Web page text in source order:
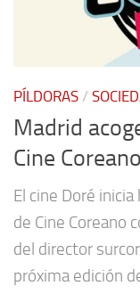
PÍLDORAS /
Madrid
Cine Coreano
El cine Doré
de Cine Coreano
del director
próxima edición